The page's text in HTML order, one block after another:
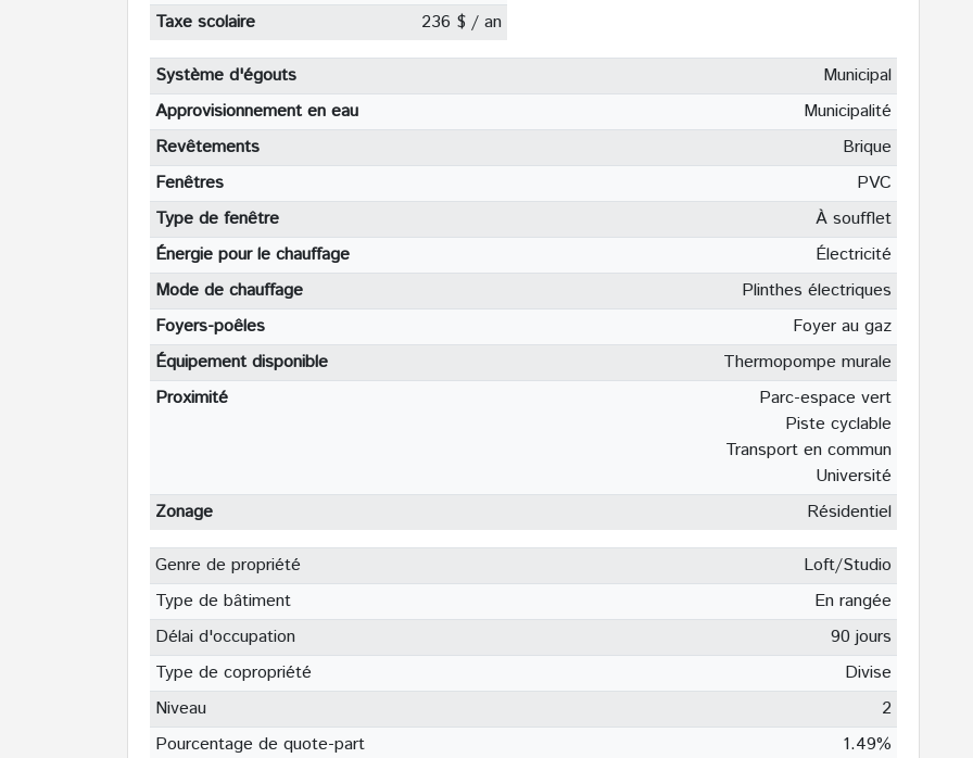
Taxe scolaire
236 $ / an
Système d'égouts
Municipal
Approvisionnement en eau
Municipalité
Revêtements
Brique
Fenêtres
PVC
Type de fenêtre
À soufflet
Énergie pour le chauffage
Électricité
Mode de chauffage
Plinthes électriques
Foyers-poêles
Foyer au gaz
Équipement disponible
Thermopompe murale
Proximité
Parc-espace vert
Piste cyclable
Transport en commun
Université
Zonage
Résidentiel
Genre de propriété
Loft/Studio
Type de bâtiment
En rangée
Délai d'occupation
90 jours
Type de copropriété
Divise
Niveau
2
Pourcentage de quote-part
1.49%